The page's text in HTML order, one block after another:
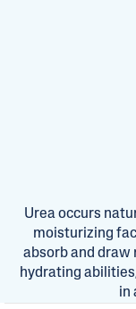
Urea occurs
moisturizing
absorb and draw
hydrating
in